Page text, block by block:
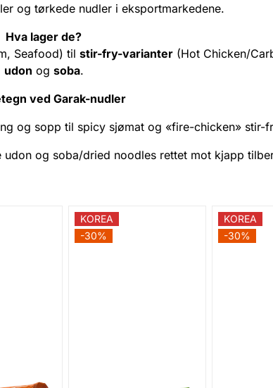
og tørkede nudler i eksportmarkedene.
Hva lager de?
Seafood) til stir-fry-varianter (Hot Chicken/
udon og soba.
ved Garak-nudler
og sopp til spicy sjømat og «fire-chicken» stir-
udon og soba/dried noodles rettet mot kjapp
KOREA
-30%
KOREA
-30%